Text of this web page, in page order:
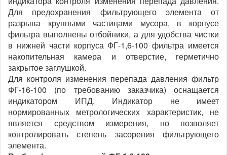
Для предохранения фильтрующего элемента от
разрыва крупными частицами мусора, в корпусе
фильтра выполнены отбойники, а для удобства чистки
в нижней части корпуса ФГ-1,6-100 фильтра имеется
накопительная камера и отверстие, герметично
закрытое заглушкой.
Для контроля изменения перепада давления фильтр
ФГ-16-100 (по требованию заказчика) оснащается
индикатором ИПД. Индикатор не имеет
нормированных метрологических характеристик, не
является средством измерения, но позволяет
контролировать степень засорения фильтрующего
элемента.